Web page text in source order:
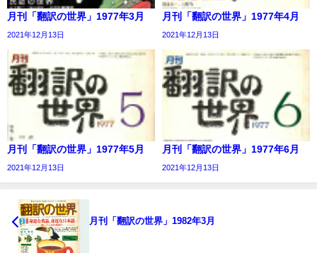
月刊「翻訳の世界」1977年3月
2021年12月13日
月刊「翻訳の世界」1977年4月
2021年12月13日
月刊「翻訳の世界」1977年5月
2021年12月13日
月刊「翻訳の世界」1977年6月
2021年12月13日
月刊「翻訳の世界」1982年3月